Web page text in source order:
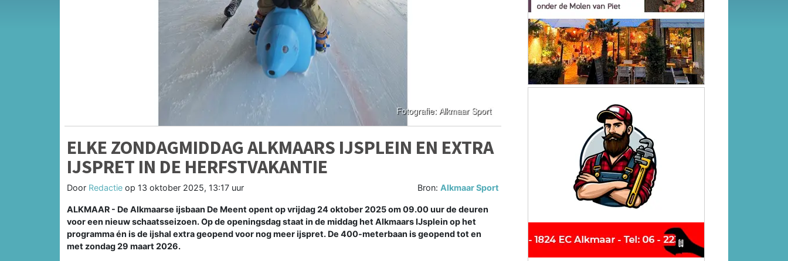
ELKE ZONDAGMIDDAG ALKMAARS IJSPLEIN EN EXTRA
IJSPRET IN DE HERFSTVAKANTIE
Door Redactie op 13 oktober 2025, 13:17 uur Bron:Alkmaar Sport
ALKMAAR - De Alkmaarse ijsbaan De Meent opent op vrijdag 24 oktober 2025 om 09.00 uur de deuren
voor een nieuw schaatsseizoen. Op de openingsdag staat in de middag het Alkmaars IJsplein op het
programma én is de ijshal extra geopend voor nog meer ijspret. De 400-meterbaan is geopend tot en
met zondag 29 maart 2026.